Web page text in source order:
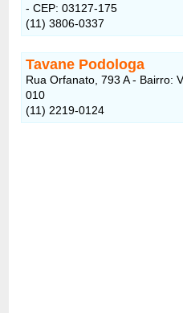
- CEP: 03127-175
(11) 3806-0337
Tavane Podologa
Rua Orfanato, 793 A - Bairro:
010
(11) 2219-0124